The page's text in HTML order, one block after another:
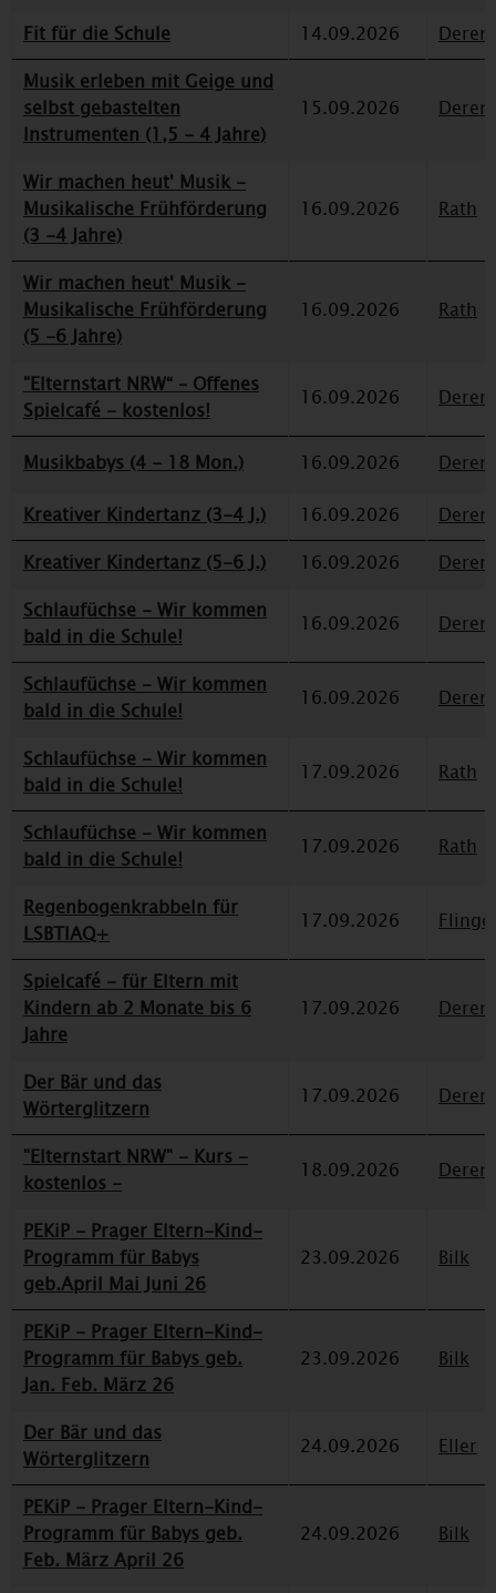
Fit für die Schule
14.09.2026
Musik erleben mit Geige und
selbst gebastelten
Instrumenten (1,5 - 4 Jahre)
15.09.2026
Wir machen heut' Musik -
Musikalische Frühförderung
(3 -4 Jahre)
16.09.2026 Rath
Wir machen heut' Musik -
Musikalische Frühförderung
(5 -6 Jahre)
16.09.2026 Rath
"Elternstart NRW“ – Offenes
Spielcafé - kostenlos!
16.09.2026
Musikbabys (4 - 18 Mon.) 16.09.2026
Kreativer Kindertanz (3-4 J.)
16.09.2026
Kreativer Kindertanz (5-6 J.)
16.09.2026
Schlaufüchse - Wir kommen
bald in die Schule!
16.09.2026
Schlaufüchse - Wir kommen
bald in die Schule!
16.09.2026
Schlaufüchse - Wir kommen
bald in die Schule!
17.09.2026 Rath
Schlaufüchse - Wir kommen
bald in die Schule!
17.09.2026 Rath
Regenbogenkrabbeln für
LSBTIAQ+
17.09.2026
Spielcafé - für Eltern mit
Kindern ab 2 Monate bis 6
Jahre
17.09.2026
Der Bär und das
Wörterglitzern
17.09.2026
"Elternstart NRW" - Kurs -
kostenlos -
18.09.2026
PEKiP - Prager Eltern-Kind-
Programm für Babys
geb.April Mai Juni 26
23.09.2026 Bilk
PEKiP - Prager Eltern-Kind-
Programm für Babys geb.
Jan. Feb. März 26
23.09.2026 Bilk
Der Bär und das
Wörterglitzern
24.09.2026 Eller
PEKiP - Prager Eltern-Kind-
Programm für Babys geb.
Feb. März April 26
24.09.2026 Bilk